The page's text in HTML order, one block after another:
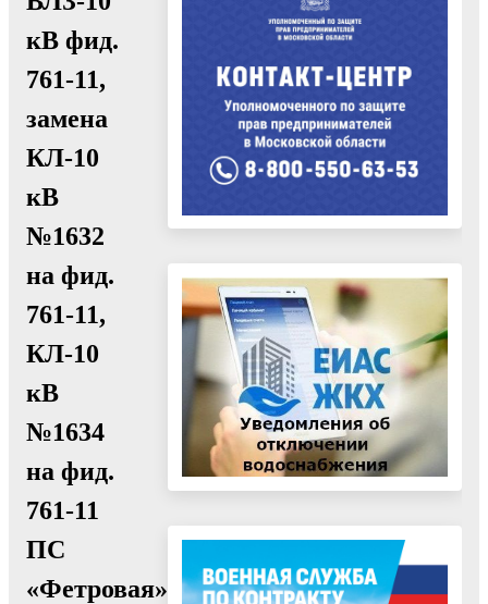
кВ фид.
761-11,
замена
КЛ-10
кВ
№1632
на фид.
761-11,
КЛ-10
кВ
№1634
на фид.
761-11
ПС
«Фетровая»